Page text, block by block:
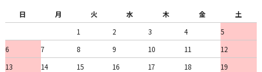
日
月 火 水 木 金
土
1
2 3 4
5
6
7 8 9 10 11
12
13
14 15 16 17 18
19